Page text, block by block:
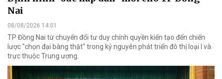
Nai
08/08/2026 14:01
TP Đồng Nai từ chuyển đổi tư duy chính quyền kiến tạo đến chiến
lược "chọn đại bàng thật" trong kỷ nguyên phát triển đô thị loại I và
trực thuộc Trung ương.